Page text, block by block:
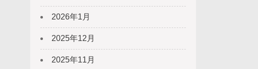
2026年1月
2025年12月
2025年11月